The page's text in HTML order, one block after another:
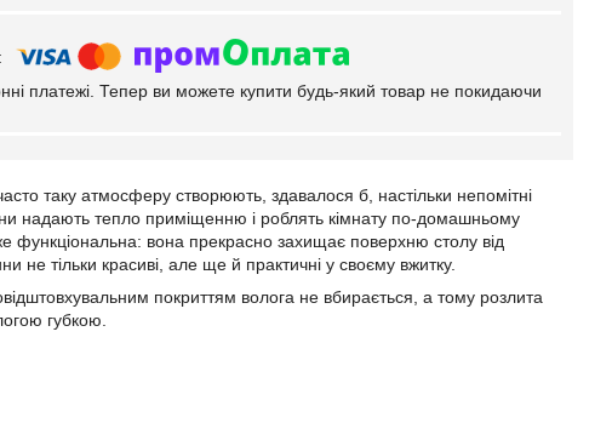
платежі. Тепер ви можете купити будь-який товар не покидаючи
таку атмосферу створюють, здавалося б, настільки непомітні
надають тепло приміщенню і роблять кімнату по-домашньому
функціональна: вона прекрасно захищає поверхню столу від
не тільки красиві, але ще й практичні у своєму вжитку.
покриттям волога не вбирається, а тому розлита
губкою.